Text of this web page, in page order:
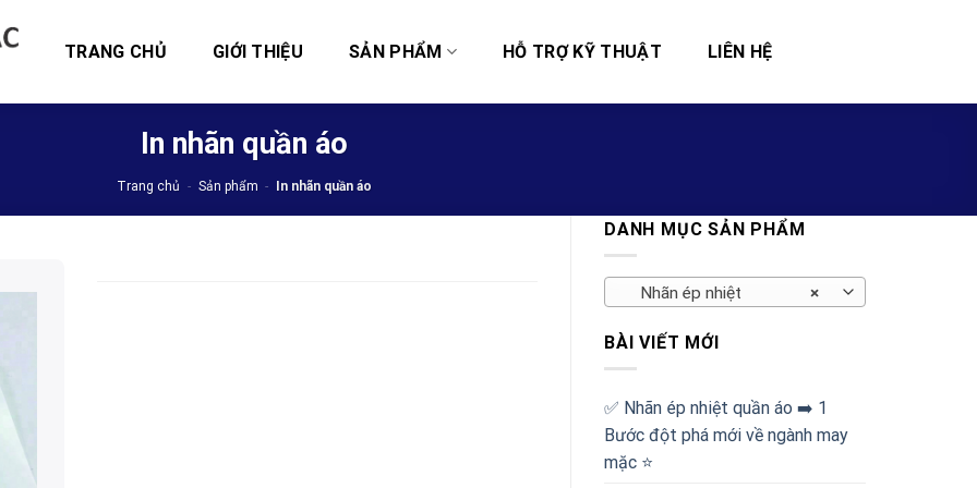
TRANG CHỦ GIỚI THIỆU SẢN PHẨM HỖ TRỢ KỸ THUẬT LIÊN HỆ
In nhãn quần áo
Trang chủ - Sản phẩm - In nhãn quần áo
DANH MỤC SẢN PHẨM
×
Nhãn ép nhiệt
BÀI VIẾT MỚI
✅‪ Nhãn ép nhiệt quần áo ➡️ 1
Bước đột phá mới về ngành may
mặc ⭐️